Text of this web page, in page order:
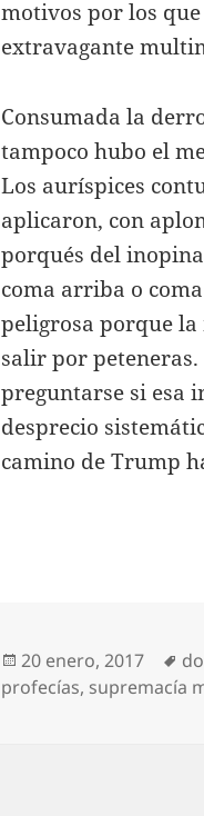
motivos por los
extravagante
Consumada la
tampoco hubo el
Los auríspices
aplicaron, con
porqués del
coma arriba o
peligrosa porque
salir por
preguntarse si esa
desprecio
camino de Trump
Publicado
el
20 enero, 2017
profecías, supremacía